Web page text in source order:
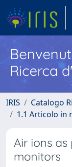
Ricerca
IRIS Catalogo
1.1 Articolo in
Air ions
monitors